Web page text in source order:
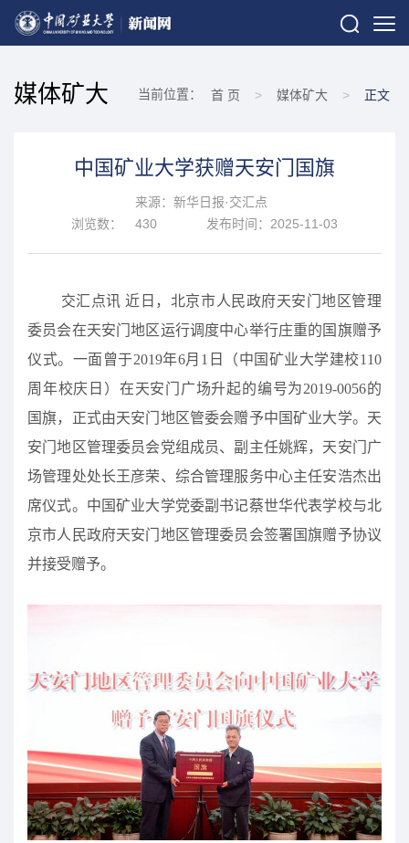
媒体矿大 当前位置： 首 页 > 媒体矿大 > 正文
中国矿业大学获赠天安门国旗
来源：新华日报·交汇点
浏览数：
430 发布时间：2025-11-03
交汇点讯 近日，北京市人民政府天安门地区管理
委员会在天安门地区运行调度中心举行庄重的国旗赠予
仪式。一面曾于2019年6月1日（中国矿业大学建校110
周年校庆日）在天安门广场升起的编号为2019-0056的
国旗，正式由天安门地区管委会赠予中国矿业大学。天
安门地区管理委员会党组成员、副主任姚辉，天安门广
场管理处处长王彦荣、综合管理服务中心主任安浩杰出
席仪式。中国矿业大学党委副书记蔡世华代表学校与北
京市人民政府天安门地区管理委员会签署国旗赠予协议
并接受赠予。